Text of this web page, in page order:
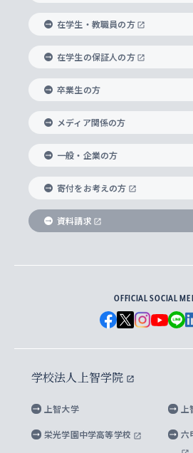
経済学部
外国語学部
総合グローバル学部
国際教養学部
理工学部
Futures） – 持続可能な未
身体知
思考と表現
データサイエンス
グローバル教育センター
上智大学で学ぶ
海外で学ぶ
学びのサポート
大学院
神学研究科
実践宗教学研究科
総合人間科学研究科
経済学研究科
グローバル・スタディーズ研
助産学専攻科
生涯学習
国際言語情報研究所
グローバル・コンサーン研究
比較文化研究所
ヨーロッパ研究所
アジア文化研究所
アメリカ・カナダ研究所
メディア・ジャーナリズム
水稀少社会研究センター
先進機械・構造材料イノベ
研究支援制度
重点領域研究・自由課題研究
研究活動に関する法令・研
ボランティア活動
学生の相談窓口
心身の健康相談
ハラスメント防止の取り組
障がいのある学生への支援
キャリア形成サポート
キャリア形成支援プログラ
就職（内定先）・進路統計
企業の採用ご担当者様への
住まいのサポート
科目等履修生
研究生・外国人特別研究生
交換留学生(海外大学から
ノンディグリー生
Sophia Short-term
学費・奨学金
学部入学前に出願する奨学
国による高等教育の修学支
大学院生対象の奨学金
海外留学する際の費用と奨
学長・副学長紹介
上智大学の精神
上智大学の理念
上智大学の沿革
ソフィア・アーカイブズ
上智大学とカトリック
グローバルエンゲージメント
上智大学を訪れた世界の知
国連Weeks・アフリカ
ダイバーシティ＆サステナ
上智大学公式ソーシャルメ
学校法人上智学院について
数字で見る上智大学
上智大学のネットワーク
父母・保証人とのネットワ
学外とのネットワーク
上智大学の出版物
上智大学大学案内・大学院
英文広報誌 SOPHIA
上智大学のビジュアル・ア
上智大学ビジュアル・アイ
上智大学校歌 ・上智大学学
上智大学への取材・キャン
上智大学の公開情報
上智大学の教育研究活動等
キャンパス案内
在学生・教職員の方
在学生の保証人の方
卒業生の方
メディア関係の方
一般・企業の方
寄付をお考えの方
資料請求
OFFICIAL SOCIAL
学校法人上智学院
上智大学
栄光学園中学高等学校 六